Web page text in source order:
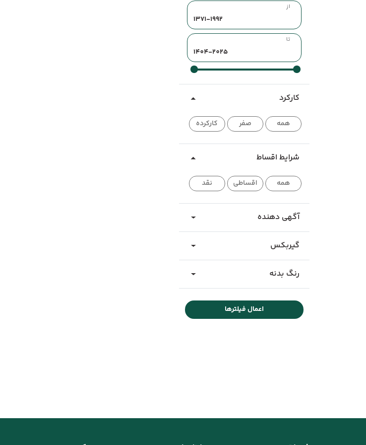
از
تا
کارکرد
همه صفر کارکرده
شرایط اقساط
همه اقساطی نقد
آگهی دهنده
گیربکس
رنگ بدنه
اعمال فیلترها